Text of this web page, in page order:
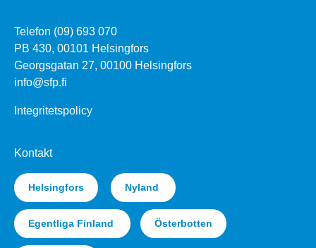
Telefon (09) 693 070
PB 430, 00101 Helsingfors
Georgsgatan 27, 00100 Helsingfors
info@sfp.fi
Integritetspolicy
Kontakt
Helsingfors Nyland
Egentliga Finland Österbotten